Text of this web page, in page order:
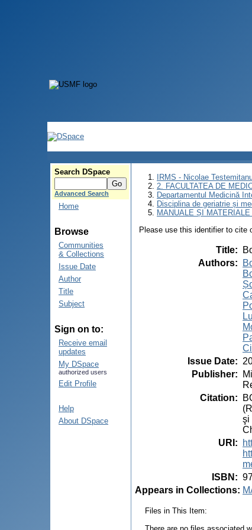
Search DSpace
Advanced Search
Home
Browse
Communities
& Collections
Issue Date
Author
Title
Subject
Sign on to:
Receive email
updates
My DSpace
authorized users
Edit Profile
Help
About DSpace
IRMS - Nicolae
2. FACULTATEA DE
Departamentul Medicină
Disciplina de geriatrie și
MANUALE ȘI
Please use this identifier to cite
Title:
Authors:
Issue Date:
Publisher:
Citation:
şi
URI :
ISBN :
Appears in Collections:
Files in This Item: